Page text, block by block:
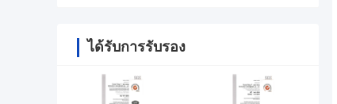
ได้รับการรับรอง